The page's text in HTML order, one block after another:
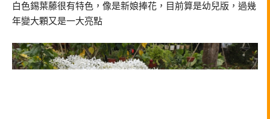
白色錫葉藤很有特色，像是新娘捧花，目前算是幼兒版，過幾
年變大顆又是一大亮點